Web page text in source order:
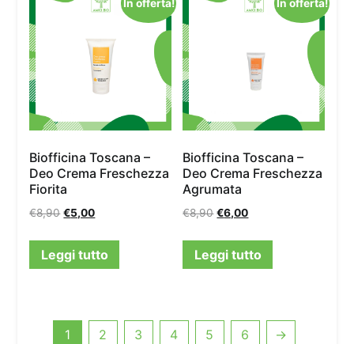
In offerta!
Biofficina Toscana –
Deo Crema Freschezza
Fiorita
€8,90 €5,00
Leggi tutto
In offerta!
Biofficina Toscana –
Deo Crema Freschezza
Agrumata
€8,90 €6,00
Leggi tutto
1 2 3 4 5 6 →